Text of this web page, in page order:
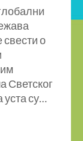
о
Светског
уста су…